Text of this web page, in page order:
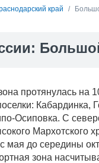
край
протянулась на
Кабардинка,
Осиповка. С
Мархотского
мая до середины
зона